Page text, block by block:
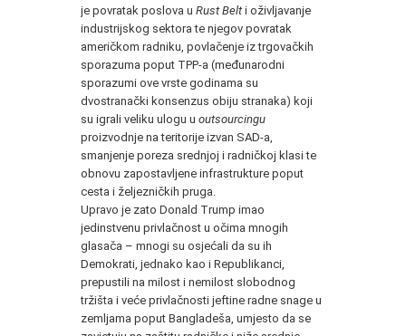
je povratak poslova u Rust Belt i oživljavanje
industrijskog sektora te njegov povratak
američkom radniku, povlačenje iz trgovačkih
sporazuma poput TPP-a (međunarodni
sporazumi ove vrste godinama su
dvostranački konsenzus obiju stranaka) koji
su igrali veliku ulogu u outsourcingu
proizvodnje na teritorije izvan SAD-a,
smanjenje poreza srednjoj i radničkoj klasi te
obnovu zapostavljene infrastrukture poput
cesta i željezničkih pruga.
Upravo je zato Donald Trump imao
jedinstvenu privlačnost u očima mnogih
glasača – mnogi su osjećali da su ih
Demokrati, jednako kao i Republikanci,
prepustili na milost i nemilost slobodnog
tržišta i veće privlačnosti jeftine radne snage u
zemljama poput Bangladeša, umjesto da se